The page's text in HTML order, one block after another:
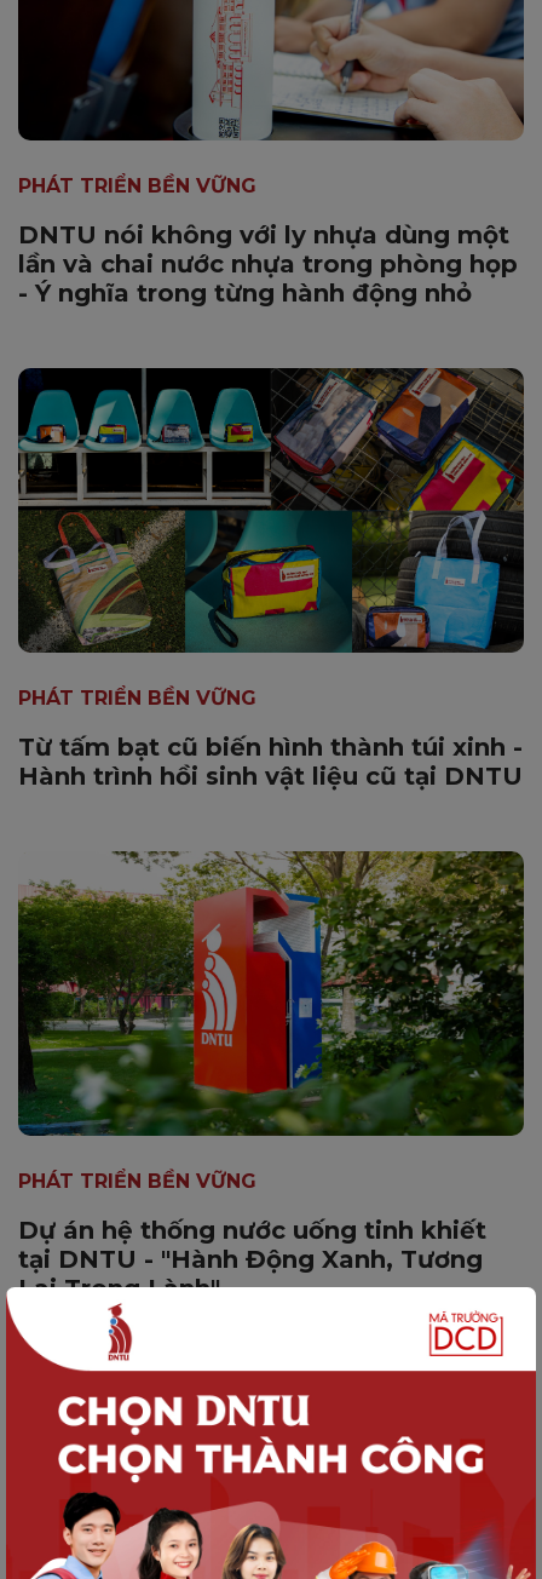
PHÁT TRIỂN BỀN VỮNG
DNTU nói không với ly nhựa dùng một
lần và chai nước nhựa trong phòng họp
- Ý nghĩa trong từng hành động nhỏ
PHÁT TRIỂN BỀN VỮNG
Từ tấm bạt cũ biến hình thành túi xinh -
Hành trình hồi sinh vật liệu cũ tại DNTU
PHÁT TRIỂN BỀN VỮNG
Dự án hệ thống nước uống tinh khiết
tại DNTU - "Hành Động Xanh, Tương
Lai Trong Lành"